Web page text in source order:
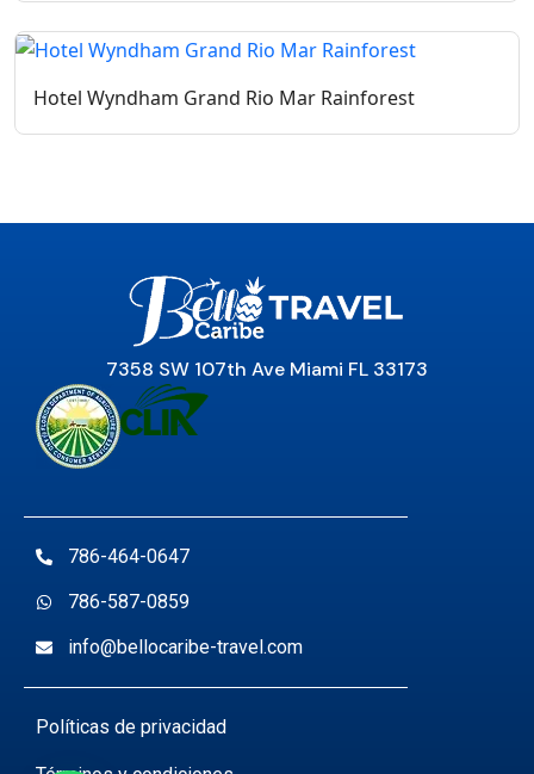
Hotel Wyndham Grand Rio Mar Rainforest
7358 SW 107th Ave Miami FL 33173
786-464-0647
786-587-0859
info@bellocaribe-travel.com
Políticas de privacidad